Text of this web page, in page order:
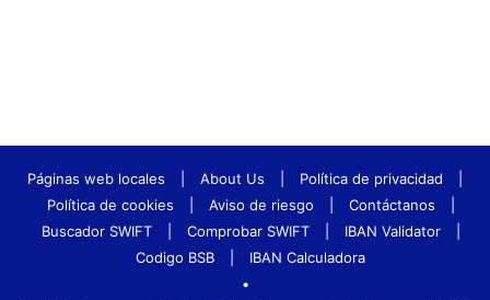
Páginas web locales About Us Política de privacidad
Política de cookies
Aviso de riesgo Contáctanos
Buscador SWIFT
Comprobar SWIFT IBAN Validator
Codigo BSB
IBAN Calculadora
•